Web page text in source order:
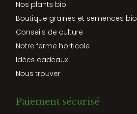
Nos plants bio
Boutique graines et semences bio
Conseils de culture
Notre ferme horticole
Idées cadeaux
Nous trouver
Paiement sécurisé